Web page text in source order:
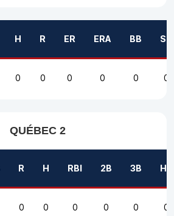
H R ER ERA BB SO
0 0 0 0 0 0
QUÉBEC 2
R H RBI 2B 3B HR
0 0 0 0 0 0